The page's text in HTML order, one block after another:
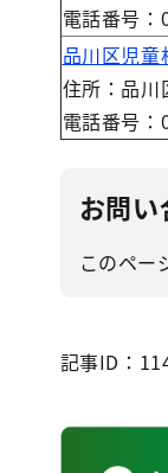
電話番号
品川区児童
住所：品
電話番号
お問
このペー
記事ID：